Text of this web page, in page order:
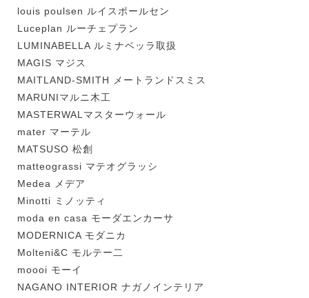
louis poulsen ルイスポールセン
Luceplan ルーチェプラン
LUMINABELLA ルミナベッラ取扱
MAGIS マジス
MAITLAND-SMITH メートランドスミス
MARUNIマルニ木工
MASTERWALマスターウォール
mater マーテル
MATSUSO 松創
matteograssi マテオグラッシ
Medea メデア
Minotti ミノッティ
moda en casa モーダエンカーサ
MODERNICA モダニカ
Molteni&C モルテー二
moooi モーイ
NAGANO INTERIOR ナガノインテリア